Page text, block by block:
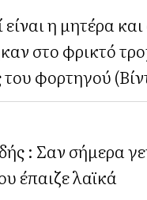
η μητέρα και
στο φρικτό
του φορτηγού
: Σαν σήμερα
έπαιζε λαϊκά